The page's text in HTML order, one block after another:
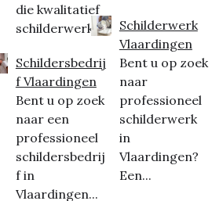
die kwalitatief
schilderwerk...
Schildersbedrij
f Vlaardingen
Bent u op zoek
naar een
professioneel
schildersbedrij
f in
Vlaardingen...
Schilderwerk
Vlaardingen
Bent u op zoek
naar
professioneel
schilderwerk
in
Vlaardingen?
Een...